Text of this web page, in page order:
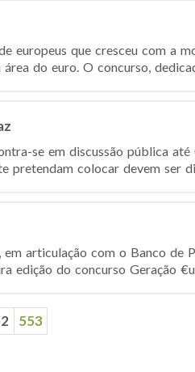
europeus que cresceu com a
do euro. O concurso,
se em discussão pública
pretendam colocar devem ser
em articulação com o Banco de
edição do concurso Geração
553